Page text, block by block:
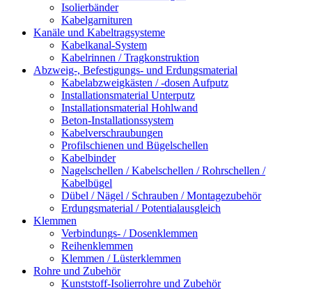
Isolierbänder
Kabelgarnituren
Kanäle und Kabeltragsysteme
Kabelkanal-System
Kabelrinnen / Tragkonstruktion
Abzweig-, Befestigungs- und Erdungsmaterial
Kabelabzweigkästen / -dosen Aufputz
Installationsmaterial Unterputz
Installationsmaterial Hohlwand
Beton-Installationssystem
Kabelverschraubungen
Profilschienen und Bügelschellen
Kabelbinder
Nagelschellen / Kabelschellen / Rohrschellen /
Kabelbügel
Dübel / Nägel / Schrauben / Montagezubehör
Erdungsmaterial / Potentialausgleich
Klemmen
Verbindungs- / Dosenklemmen
Reihenklemmen
Klemmen / Lüsterklemmen
Rohre und Zubehör
Kunststoff-Isolierrohre und Zubehör